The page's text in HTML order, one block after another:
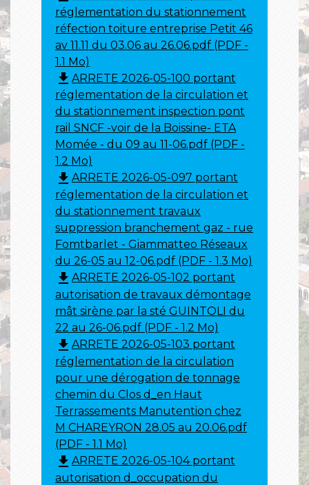
réglementation du stationnement
réfection toiture entreprise Petit 46
av 11.11 du 03.06 au 26.06.pdf (PDF -
1.1 Mo)
file_download ARRETE 2026-05-100 portant
réglementation de la circulation et
du stationnement inspection pont
rail SNCF -voir de la Boissine- ETA
Momée - du 09 au 11-06.pdf (PDF -
1.2 Mo)
file_download ARRETE 2026-05-097 portant
réglementation de la circulation et
du stationnement travaux
suppression branchement gaz - rue
Fomtbarlet - Giammatteo Réseaux
du 26-05 au 12-06.pdf (PDF - 1.3 Mo)
file_download ARRETE 2026-05-102 portant
autorisation de travaux démontage
mât sirène par la sté GUINTOLI du
22 au 26-06.pdf (PDF - 1.2 Mo)
file_download ARRETE 2026-05-103 portant
réglementation de la circulation
pour une dérogation de tonnage
chemin du Clos d_en Haut
Terrassements Manutention chez
M CHAREYRON 28.05 au 20.06.pdf
(PDF - 1.1 Mo)
file_download ARRETE 2026-05-104 portant
autorisation d_occupation du